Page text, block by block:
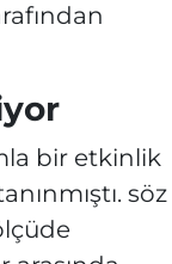
bir etkinlik
söz